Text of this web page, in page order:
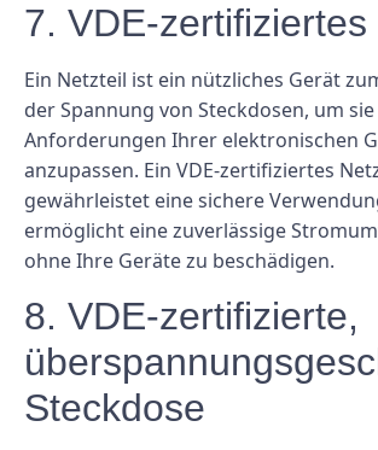
7. VDE-zertifiziertes
Ein Netzteil ist ein nützliches Gerät
der Spannung von Steckdosen, um
Anforderungen Ihrer elektronischen
anzupassen. Ein VDE-zertifiziertes
gewährleistet eine sichere
ermöglicht eine zuverlässige
ohne Ihre Geräte zu beschädigen.
8. VDE-zertifizierte,
Steckdose